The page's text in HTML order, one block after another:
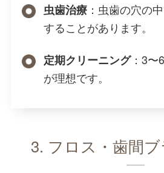
虫歯治療：虫歯の穴の
することがあります。
定期クリーニング：3〜
が理想です。
3. フロス・歯間